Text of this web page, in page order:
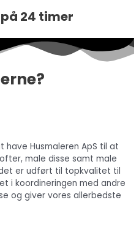
24 timer
Husmaleren ApS til at
male disse samt male
er udført til topkvalitet til
i koordineringen med andre
og giver vores allerbedste